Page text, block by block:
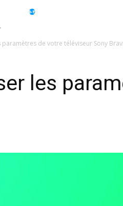
de votre téléviseur Sony
les